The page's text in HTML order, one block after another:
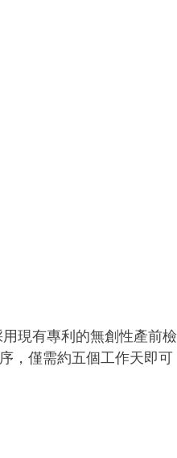
現有專利的無創性產前檢
，僅需約五個工作天即可